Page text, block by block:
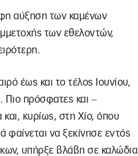
αύξηση των καμένων
των εθελοντών,
έως και το τέλος Ιουνίου,
Πιο πρόσφατες και ‒
κυρίως, στη Χίο, όπου
φαίνεται να ξεκίνησε εντός
υπήρξε βλάβη σε καλώδια